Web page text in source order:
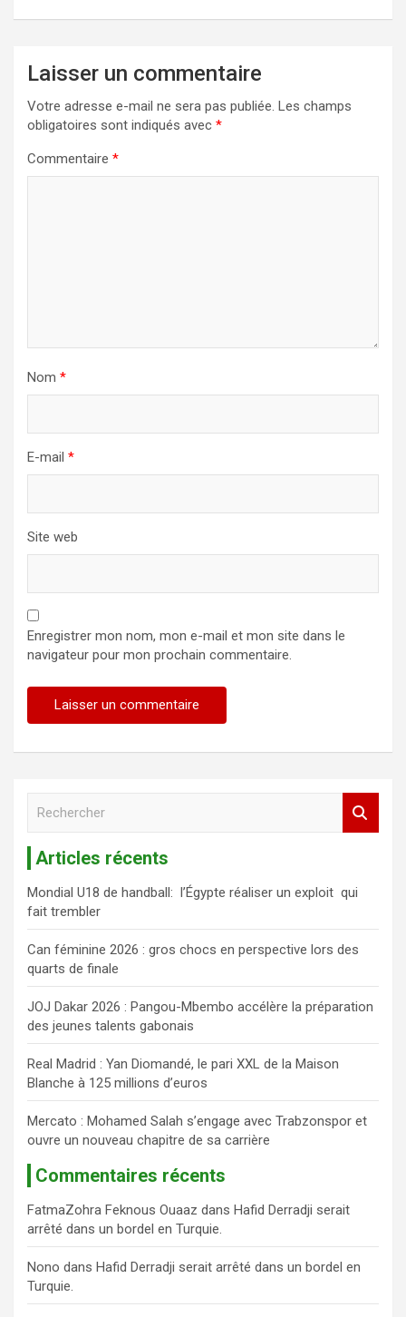
Laisser un commentaire
Votre adresse e-mail ne sera pas publiée. Les champs
obligatoires sont indiqués avec *
Commentaire *
Nom *
E-mail *
Site web
Enregistrer mon nom, mon e-mail et mon site dans le
navigateur pour mon prochain commentaire.
r
c
h
e
r
Articles récents
Mondial U18 de handball: l’Égypte réaliser un exploit qui
fait trembler
Can féminine 2026 : gros chocs en perspective lors des
quarts de finale
JOJ Dakar 2026 : Pangou-Mbembo accélère la préparation
des jeunes talents gabonais
Real Madrid : Yan Diomandé, le pari XXL de la Maison
Blanche à 125 millions d’euros
Mercato : Mohamed Salah s’engage avec Trabzonspor et
ouvre un nouveau chapitre de sa carrière
Commentaires récents
FatmaZohra Feknous Ouaaz dans Hafid Derradji serait
arrêté dans un bordel en Turquie.
Nono dans Hafid Derradji serait arrêté dans un bordel en
Turquie.